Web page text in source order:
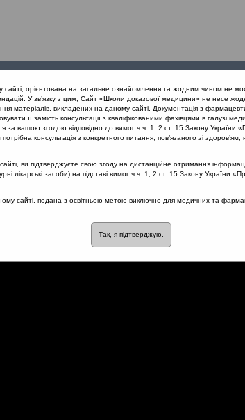
проекту
Фокус: Рекурентний тонзиліт (квітень 10-12,
тонзиліт
сайті, орієнтована на загальне ознайомлення та жодним чином не
У зв’язку з цим, Сайт «Школи доказової медицини» не несе
матеріалів, викладених на даному сайті. Документація з
її замість консультації з кваліфікованими фахівцями в галузі
за вашою згодою відповідно до вимог ч.ч. 1, 2 ст. 15 Закону України
консультація з конкретного питання, пов’язаного зі здоров’ям,
ви підтверджуєте свою згоду на дистанційне отримання
лікарські засоби) на підставі вимог ч.ч. 1, 2 ст. 15 Закону України
сайті, подана з освітньою метою виключно для медичних та
Так, я підтверджую.